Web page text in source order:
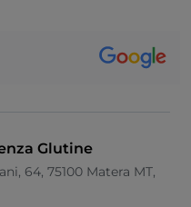
Glutine
64, 75100 Matera MT,